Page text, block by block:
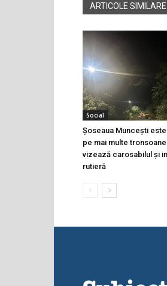
ARTICOLE SIMILARE
Social
Șoseaua Muncești
pe mai multe
vizează carosabilul și
rutieră